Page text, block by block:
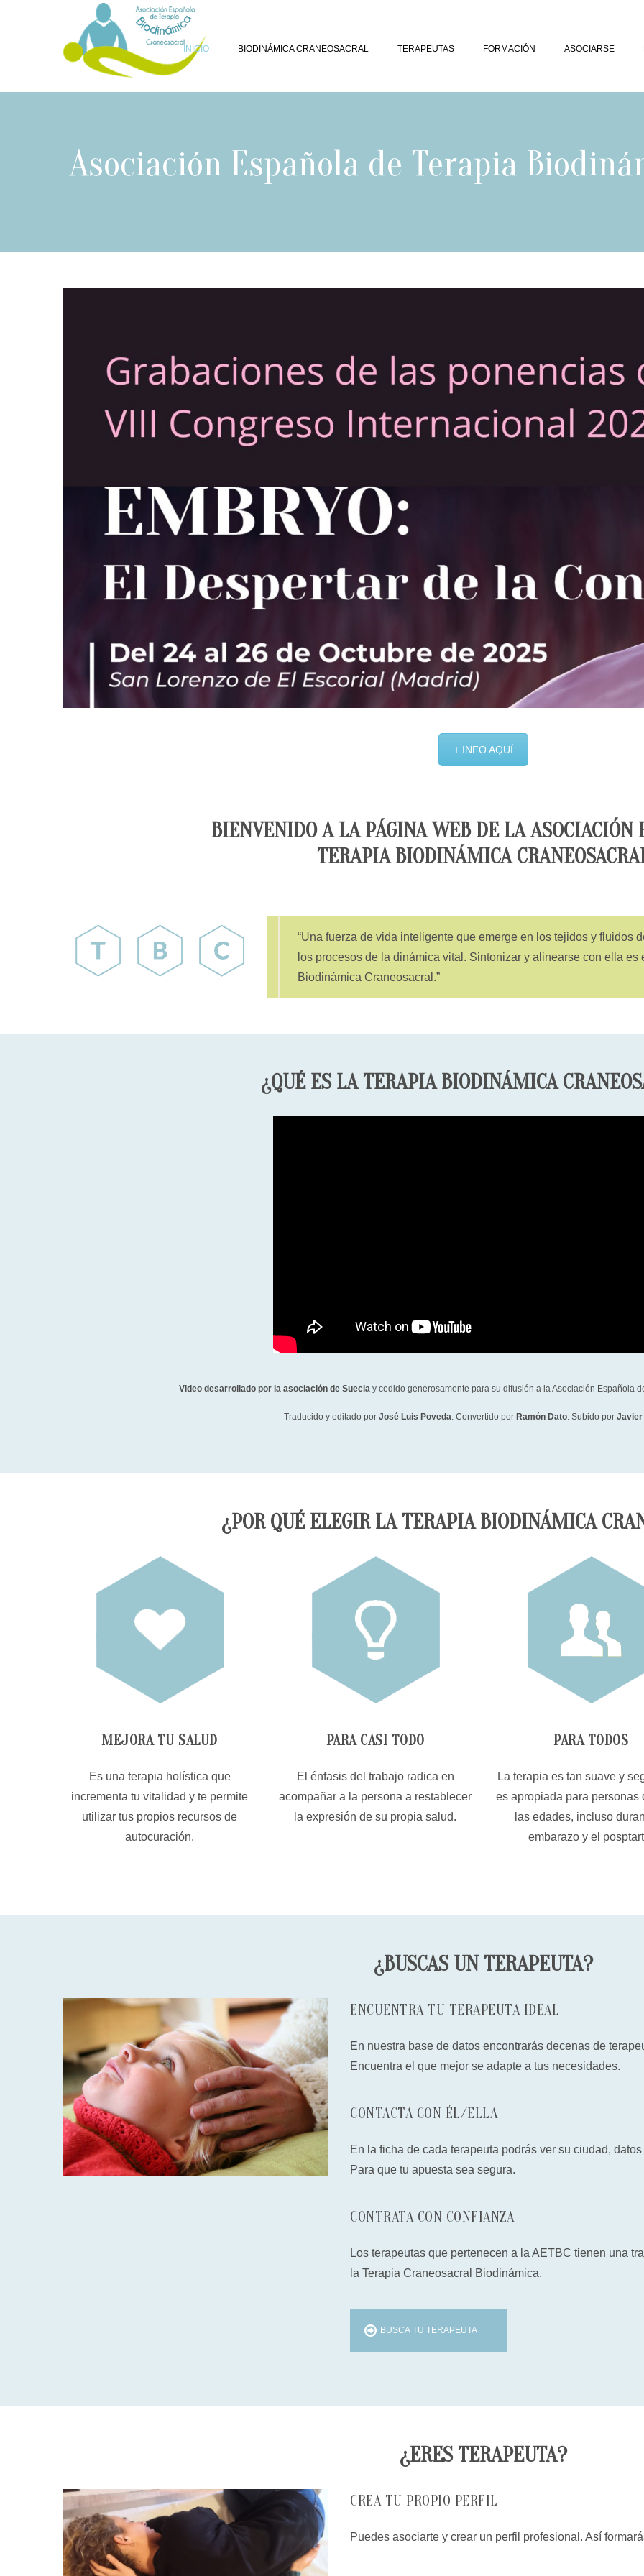
INICIO BIODINÁMICA CRANEOSACRAL TERAPEUTAS FORMACIÓN ASOCIARSE
Asociación Española de Terapia
+ INFO AQUÍ
BIENVENIDO A LA PÁGINA WEB DE LA ASOCIACIÓN
TERAPIA BIODINÁMICA
Una fuerza de vida inteligente que emerge en los tejidos y fluidos
los procesos de la dinámica vital. Sintonizar y alinearse con ella es
Biodinámica Craneosacral.
¿QUÉ ES LA TERAPIA BIODINÁMICA
Video desarrollado por la asociación de Suecia y cedido generosamente para su difusión a la Asociación Española
Traducido y editado por José Luis Poveda. Convertido por Ramón Dato. Subido por Javier
¿POR QUÉ ELEGIR LA TERAPIA BIODINÁMICA
MEJORA TU SALUD
Es una terapia holística que
incrementa tu vitalidad y te permite
utilizar tus propios recursos de
autocuración.
PARA CASI TODO
El énfasis del trabajo radica en
acompañar a la persona a restablecer
la expresión de su propia salud.
PARA TODOS
La terapia es tan suave y
es apropiada para personas
las edades, incluso
embarazo y el
¿BUSCAS UN TERAPEUTA?
ENCUENTRA TU TERAPEUTA IDEAL
En nuestra base de datos encontrarás decenas de
Encuentra el que mejor se adapte a tus necesidades.
CONTACTA CON ÉL/ELLA
En la ficha de cada terapeuta podrás ver su ciudad,
Para que tu apuesta sea segura.
CONTRATA CON CONFIANZA
Los terapeutas que pertenecen a la AETBC tienen una
la Terapia Craneosacral Biodinámica.
BUSCA TU TERAPEUTA
¿ERES TERAPEUTA?
CREA TU PROPIO PERFIL
Puedes asociarte y crear un perfil profesional. Así